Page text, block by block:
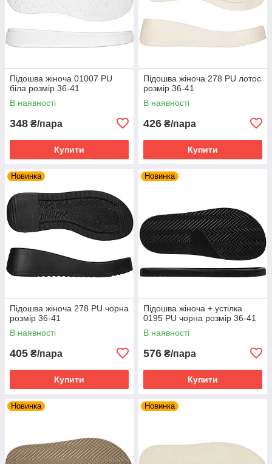
Підошва жіноча 01007 PU
біла розмір 36-41
В наявності
348 ₴/пара
Купити
Підошва жіноча 278 PU лотос
розмір 36-41
В наявності
426 ₴/пара
Купити
Новинка
Підошва жіноча 278 PU чорна
розмір 36-41
В наявності
405 ₴/пара
Купити
Новинка
Підошва жіноча + устілка
0195 PU чорна розмір 36-41
В наявності
576 ₴/пара
Купити
Новинка Новинка